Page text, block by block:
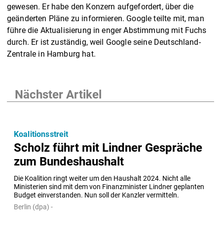
gewesen. Er habe den Konzern aufgefordert, über die
geänderten Pläne zu informieren. Google teilte mit, man
führe die Aktualisierung in enger Abstimmung mit Fuchs
durch. Er ist zuständig, weil Google seine Deutschland-
Zentrale in Hamburg hat.
Nächster Artikel
Scholz führt mit Lindner Gespräche
zum Bundeshaushalt
Die Koalition ringt weiter um den Haushalt 2024. Nicht alle
Ministerien sind mit dem von Finanzminister Lindner geplanten
Budget einverstanden. Nun soll der Kanzler vermitteln.
Koalitionsstreit
Berlin (dpa) -